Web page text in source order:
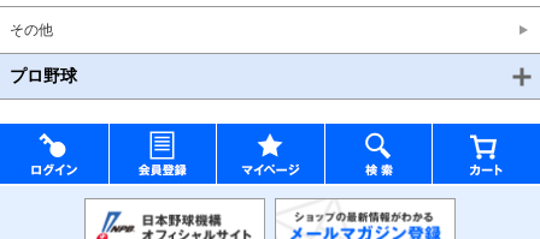
その他
プロ野球